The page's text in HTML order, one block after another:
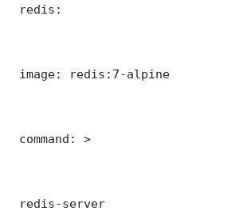
redis:
image: redis:7-alpine
command: >
redis-server